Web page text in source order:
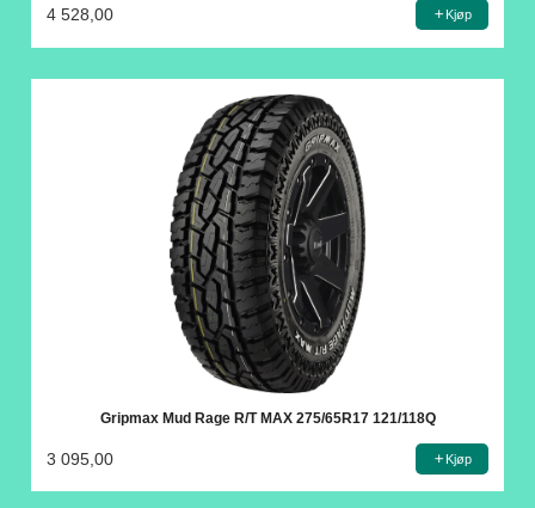
4 528,00 Kjøp
Gripmax Mud Rage R/T MAX 275/65R17 121/118Q
3 095,00 Kjøp